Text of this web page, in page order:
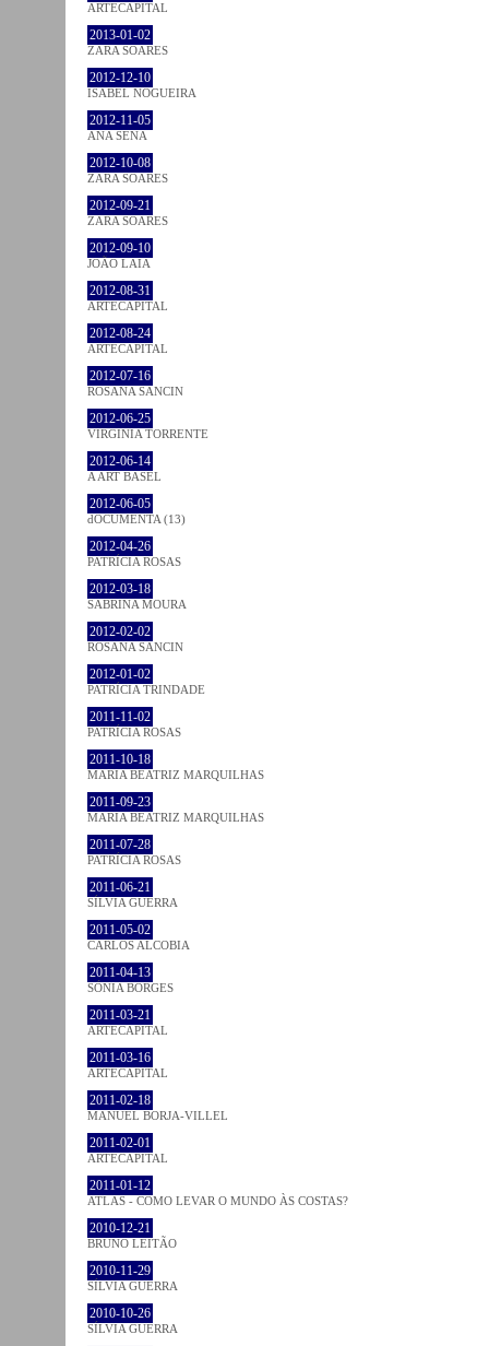
ARTECAPITAL
2013-01-02
ZARA SOARES
2012-12-10
ISABEL NOGUEIRA
2012-11-05
ANA SENA
2012-10-08
ZARA SOARES
2012-09-21
ZARA SOARES
2012-09-10
JOÃO LAIA
2012-08-31
ARTECAPITAL
2012-08-24
ARTECAPITAL
2012-07-16
ROSANA SANCIN
2012-06-25
VIRGINIA TORRENTE
2012-06-14
A ART BASEL
2012-06-05
dOCUMENTA (13)
2012-04-26
PATRÍCIA ROSAS
2012-03-18
SABRINA MOURA
2012-02-02
ROSANA SANCIN
2012-01-02
PATRÍCIA TRINDADE
2011-11-02
PATRÍCIA ROSAS
2011-10-18
MARIA BEATRIZ MARQUILHAS
2011-09-23
MARIA BEATRIZ MARQUILHAS
2011-07-28
PATRÍCIA ROSAS
2011-06-21
SÍLVIA GUERRA
2011-05-02
CARLOS ALCOBIA
2011-04-13
SÓNIA BORGES
2011-03-21
ARTECAPITAL
2011-03-16
ARTECAPITAL
2011-02-18
MANUEL BORJA-VILLEL
2011-02-01
ARTECAPITAL
2011-01-12
ATLAS - COMO LEVAR O MUNDO ÀS COSTAS?
2010-12-21
BRUNO LEITÃO
2010-11-29
SÍLVIA GUERRA
2010-10-26
SÍLVIA GUERRA